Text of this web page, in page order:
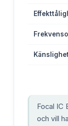
Focal IC
och vill